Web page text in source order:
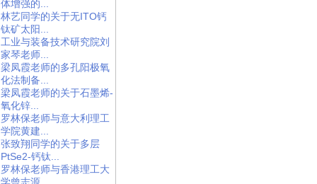
体增强的...
林艺同学的关于无ITO钙
钛矿太阳...
工业与装备技术研究院刘
家琴老师...
梁凤霞老师的多孔阳极氧
化法制备...
梁凤霞老师的关于石墨烯-
氧化锌...
罗林保老师与意大利理工
学院黄建...
张致翔同学的关于多层
PtSe2-钙钛...
罗林保老师与香港理工大